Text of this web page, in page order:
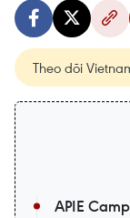
Theo dõi
APIE